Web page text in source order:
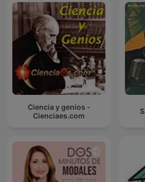
Ciencia y genios -
Cienciaes.com